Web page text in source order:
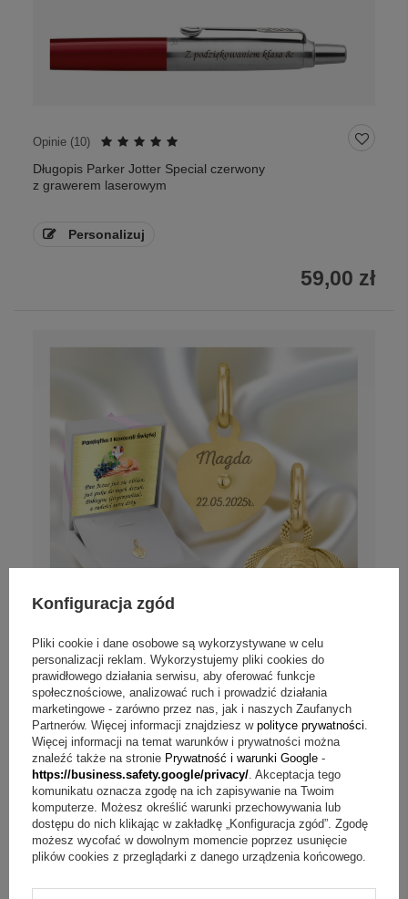
Opinie (10)
Długopis Parker Jotter Special czerwony
z grawerem laserowym
Personalizuj
59,00 zł
Złoty medalik serce z Matką Boską
Częstochowską pr. 585 z Dedykacją
Personalizuj
809,00 zł
DOSTAWA gratis
Konfiguracja zgód
Pliki cookie i dane osobowe są wykorzystywane w celu
personalizacji reklam. Wykorzystujemy pliki cookies do
prawidłowego działania serwisu, aby oferować funkcje
społecznościowe, analizować ruch i prowadzić działania
marketingowe - zarówno przez nas, jak i naszych Zaufanych
Partnerów. Więcej informacji znajdziesz w polityce prywatności.
Więcej informacji na temat warunków i prywatności można
znaleźć także na stronie Prywatność i warunki Google -
https://business.safety.google/privacy/. Akceptacja tego
komunikatu oznacza zgodę na ich zapisywanie na Twoim
komputerze. Możesz określić warunki przechowywania lub
dostępu do nich klikając w zakładkę „Konfiguracja zgód”. Zgodę
możesz wycofać w dowolnym momencie poprzez usunięcie
plików cookies z przeglądarki z danego urządzenia końcowego.